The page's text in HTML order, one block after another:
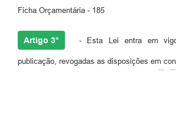
Ficha Orçamentária - 185
Artigo 3° - Esta Lei entra em
publicação, revogadas as disposições em